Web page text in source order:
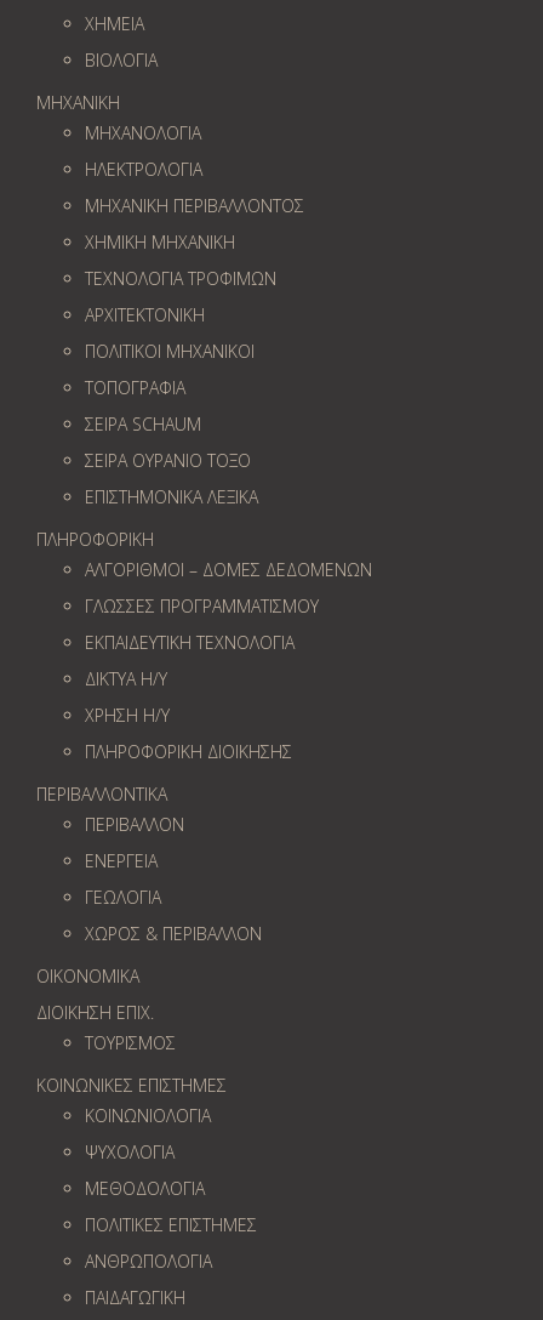
ΧΗΜΕΙΑ
ΒΙΟΛΟΓΙΑ
ΜΗΧΑΝΙΚΗ
ΜΗΧΑΝΟΛΟΓΙΑ
ΗΛΕΚΤΡΟΛΟΓΙΑ
ΜΗΧΑΝΙΚΗ ΠΕΡΙΒΑΛΛΟΝΤΟΣ
ΧΗΜΙΚΗ ΜΗΧΑΝΙΚΗ
ΤΕΧΝΟΛΟΓΙΑ ΤΡΟΦΙΜΩΝ
ΑΡΧΙΤΕΚΤΟΝΙΚΗ
ΠΟΛΙΤΙΚΟΙ ΜΗΧΑΝΙΚΟΙ
ΤΟΠΟΓΡΑΦΙΑ
ΣΕΙΡΑ SCHAUM
ΣΕΙΡΑ ΟΥΡΑΝΙΟ ΤΟΞΟ
ΕΠΙΣΤΗΜΟΝΙΚΑ ΛΕΞΙΚΑ
ΠΛΗΡΟΦΟΡΙΚΗ
ΑΛΓΟΡΙΘΜΟΙ – ΔΟΜΕΣ ΔΕΔΟΜΕΝΩΝ
ΓΛΩΣΣΕΣ ΠΡΟΓΡΑΜΜΑΤΙΣΜΟΥ
ΕΚΠΑΙΔΕΥΤΙΚΗ ΤΕΧΝΟΛΟΓΙΑ
ΔΙΚΤΥΑ Η/Υ
ΧΡΗΣΗ Η/Υ
ΠΛΗΡΟΦΟΡΙΚΗ ΔΙΟΙΚΗΣΗΣ
ΠΕΡΙΒΑΛΛΟΝΤΙΚΑ
ΠΕΡΙΒΑΛΛΟΝ
ΕΝΕΡΓΕΙΑ
ΓΕΩΛOΓΙΑ
ΧΩΡΟΣ & ΠΕΡΙΒΑΛΛΟΝ
ΟΙΚΟΝΟΜΙΚΑ
ΔΙΟΙΚΗΣΗ ΕΠΙΧ.
ΤΟΥΡΙΣΜΟΣ
ΚΟΙΝΩΝΙΚΕΣ ΕΠΙΣΤΗΜΕΣ
ΚΟΙΝΩΝΙΟΛΟΓΙΑ
ΨΥΧΟΛΟΓΙΑ
ΜΕΘΟΔΟΛΟΓΙΑ
ΠΟΛΙΤΙΚΕΣ ΕΠΙΣΤΗΜΕΣ
ΑΝΘΡΩΠΟΛΟΓΙΑ
ΠΑΙΔΑΓΩΓΙΚΗ